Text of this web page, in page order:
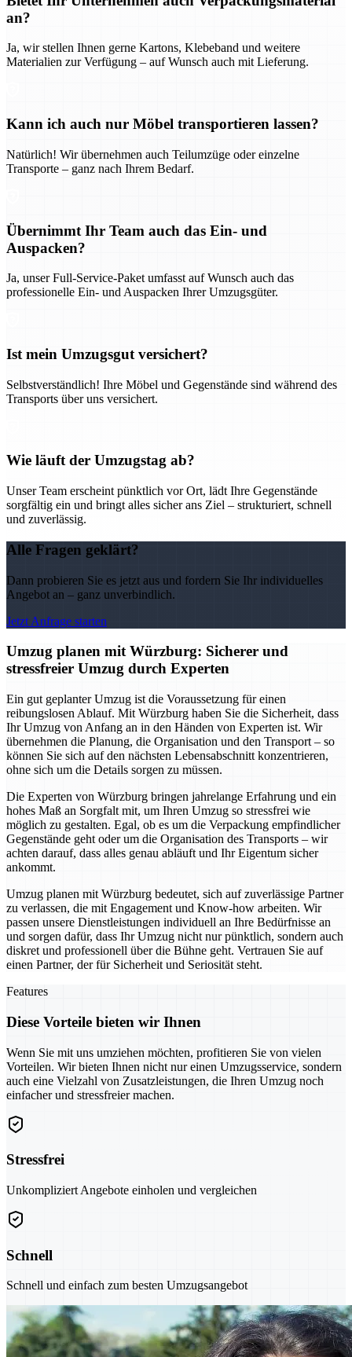
an?
Ja, wir stellen Ihnen gerne Kartons, Klebeband und weitere
Materialien zur Verfügung – auf Wunsch auch mit Lieferung.
Kann ich auch nur Möbel transportieren lassen?
Natürlich! Wir übernehmen auch Teilumzüge oder einzelne
Transporte – ganz nach Ihrem Bedarf.
Übernimmt Ihr Team auch das Ein- und
Auspacken?
Ja, unser Full-Service-Paket umfasst auf Wunsch auch das
professionelle Ein- und Auspacken Ihrer Umzugsgüter.
Ist mein Umzugsgut versichert?
Selbstverständlich! Ihre Möbel und Gegenstände sind während des
Transports über uns versichert.
Wie läuft der Umzugstag ab?
Unser Team erscheint pünktlich vor Ort, lädt Ihre Gegenstände
sorgfältig ein und bringt alles sicher ans Ziel – strukturiert, schnell
und zuverlässig.
Alle Fragen geklärt?
Dann probieren Sie es jetzt aus und fordern Sie Ihr individuelles
Angebot an – ganz unverbindlich.
Jetzt Anfrage starten
Umzug planen mit Würzburg: Sicherer und
stressfreier Umzug durch Experten
Ein gut geplanter Umzug ist die Voraussetzung für einen
reibungslosen Ablauf. Mit Würzburg haben Sie die Sicherheit, dass
Ihr Umzug von Anfang an in den Händen von Experten ist. Wir
übernehmen die Planung, die Organisation und den Transport – so
können Sie sich auf den nächsten Lebensabschnitt konzentrieren,
ohne sich um die Details sorgen zu müssen.
Die Experten von Würzburg bringen jahrelange Erfahrung und ein
hohes Maß an Sorgfalt mit, um Ihren Umzug so stressfrei wie
möglich zu gestalten. Egal, ob es um die Verpackung empfindlicher
Gegenstände geht oder um die Organisation des Transports – wir
achten darauf, dass alles genau abläuft und Ihr Eigentum sicher
ankommt.
Umzug planen mit Würzburg bedeutet, sich auf zuverlässige Partner
zu verlassen, die mit Engagement und Know-how arbeiten. Wir
passen unsere Dienstleistungen individuell an Ihre Bedürfnisse an
und sorgen dafür, dass Ihr Umzug nicht nur pünktlich, sondern auch
diskret und professionell über die Bühne geht. Vertrauen Sie auf
einen Partner, der für Sicherheit und Seriosität steht.
Features
Diese Vorteile bieten wir Ihnen
Wenn Sie mit uns umziehen möchten, profitieren Sie von vielen
Vorteilen. Wir bieten Ihnen nicht nur einen Umzugsservice, sondern
auch eine Vielzahl von Zusatzleistungen, die Ihren Umzug noch
einfacher und stressfreier machen.
Stressfrei
Unkompliziert Angebote einholen und vergleichen
Schnell
Schnell und einfach zum besten Umzugsangebot